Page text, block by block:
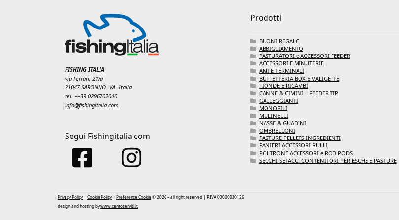
FISHING ITALIA
via Ferrari, 21/a
21047 SARONNO -VA- Italia
tel. ++39 0296702040
info@fishingitalia.com
Segui Fishingitalia.com
Prodotti
BUONI REGALO
ABBIGLIAMENTO
PASTURATORI e ACCESSORI FEEDER
ACCESSORI E MINUTERIE
AMI E TERMINALI
BUFFETTERIA BOX E VALIGETTE
FIONDE E RICAMBI
CANNE & CIMINI – FEEDER TIP
GALLEGGIANTI
MONOFILI
MULINELLI
NASSE & GUADINI
OMBRELLONI
PASTURE PELLETS INGREDIENTI
PANIERI ACCESSORI RULLI
POLTRONE ACCESSORI e ROD PODS
SECCHI SETACCI CONTENITORI PER ESCHE E PASTURE
Privacy Policy | Cookie Policy | Preferenze Cookie© 2026 – all right reserved | P.IVA 03000030126
design and hosting bywww.centoservizi.it